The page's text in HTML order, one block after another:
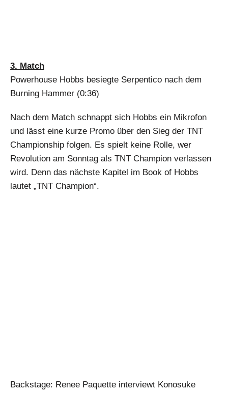
3. Match
Powerhouse Hobbs besiegte Serpentico nach dem
Burning Hammer (0:36)
Nach dem Match schnappt sich Hobbs ein Mikrofon
und lässt eine kurze Promo über den Sieg der TNT
Championship folgen. Es spielt keine Rolle, wer
Revolution am Sonntag als TNT Champion verlassen
wird. Denn das nächste Kapitel im Book of Hobbs
lautet „TNT Champion“.
Backstage: Renee Paquette interviewt Konosuke